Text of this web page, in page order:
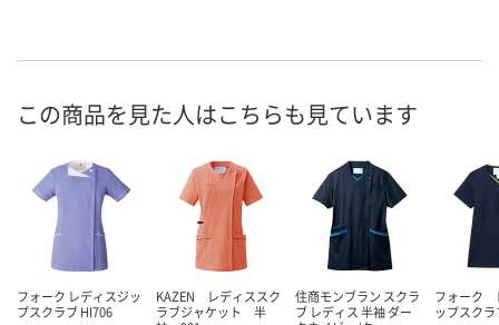
この商品を見た人はこちらも見ています
フォーク レディスジッ
プスクラブ HI706
KAZEN レディススク
ラブジャケット 半
住商モンブラン スクラ
ブ レディス 半袖 ダー
フォーク
ップスク